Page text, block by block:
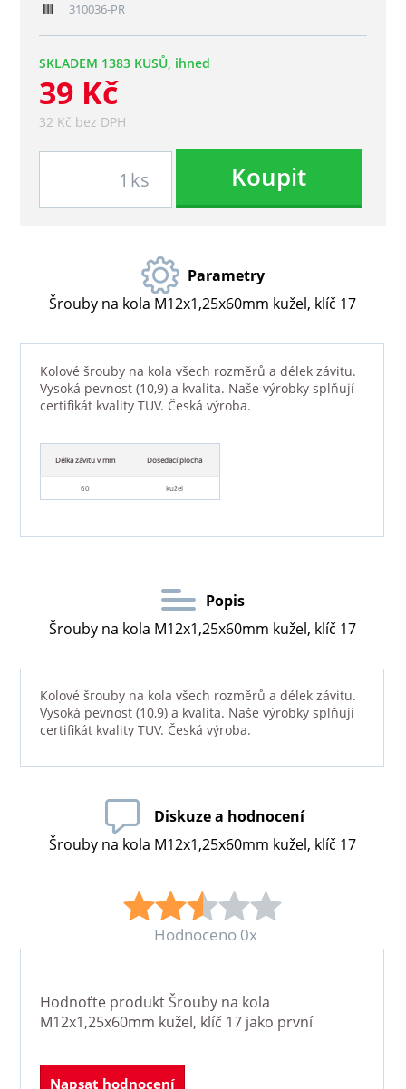
310036-PR
SKLADEM 1383 KUSŮ, ihned
39 Kč
32 Kč bez DPH
ks Koupit
Parametry
Šrouby na kola M12x1,25x60mm kužel, klíč 17
Kolové šrouby na kola všech rozměrů a délek závitu.
Vysoká pevnost (10,9) a kvalita. Naše výrobky splňují
certifikát kvality TUV. Česká výroba.
Délka závitu v mm Dosedací plocha
60 kužel
Popis
Šrouby na kola M12x1,25x60mm kužel, klíč 17
Kolové šrouby na kola všech rozměrů a délek závitu.
Vysoká pevnost (10,9) a kvalita. Naše výrobky splňují
certifikát kvality TUV. Česká výroba.
Diskuze a hodnocení
Šrouby na kola M12x1,25x60mm kužel, klíč 17
Hodnoceno 0x
Hodnoťte produktŠrouby na kola
M12x1,25x60mm kužel, klíč 17jako první
Napsat hodnocení